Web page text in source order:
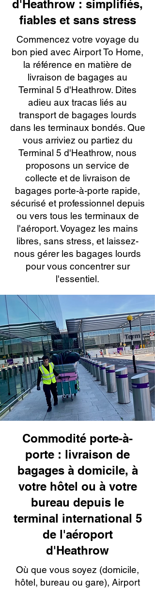
d'Heathrow : simplifiés,
fiables et sans stress
Commencez votre voyage du
bon pied avec Airport To Home,
la référence en matière de
livraison de bagages au
Terminal 5 d'Heathrow. Dites
adieu aux tracas liés au
transport de bagages lourds
dans les terminaux bondés. Que
vous arriviez ou partiez du
Terminal 5 d'Heathrow, nous
proposons un service de
collecte et de livraison de
bagages porte-à-porte rapide,
sécurisé et professionnel depuis
ou vers tous les terminaux de
l'aéroport. Voyagez les mains
libres, sans stress, et laissez-
nous gérer les bagages lourds
pour vous concentrer sur
l'essentiel.
Commodité porte-à-
porte : livraison de
bagages à domicile, à
votre hôtel ou à votre
bureau depuis le
terminal international 5
de l'aéroport
d'Heathrow
Où que vous soyez (domicile,
hôtel, bureau ou gare), Airport